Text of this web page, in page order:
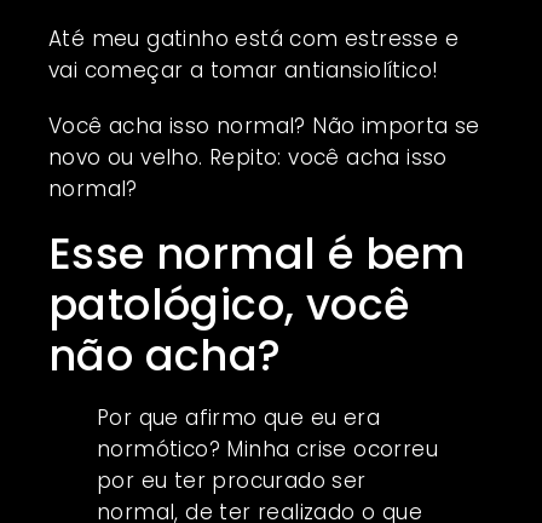
Até meu gatinho está com estresse e
vai começar a tomar antiansiolítico!
Você acha isso normal? Não importa se
novo ou velho. Repito: você acha isso
normal?
Esse normal é bem
patológico, você
não acha?
Por que afirmo que eu era
normótico? Minha crise ocorreu
por eu ter procurado ser
normal, de ter realizado o que